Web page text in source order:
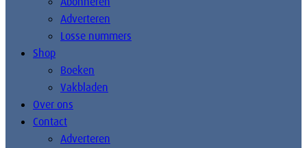
Adverteren
Losse nummers
Shop
Boeken
Vakbladen
Over ons
Contact
Adverteren